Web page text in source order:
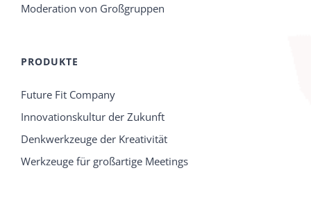
Moderation von Großgruppen
PRODUKTE
Future Fit Company
Innovationskultur der Zukunft
Denkwerkzeuge der Kreativität
Werkzeuge für großartige Meetings